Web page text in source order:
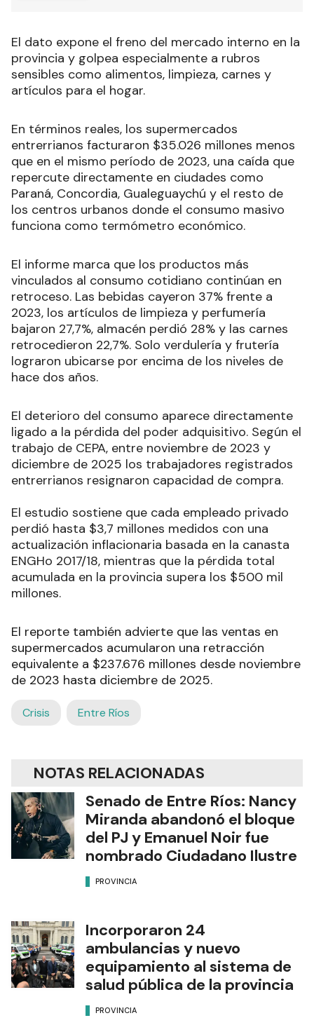
El dato expone el freno del mercado interno en la
provincia y golpea especialmente a rubros
sensibles como alimentos, limpieza, carnes y
artículos para el hogar.
En términos reales, los supermercados
entrerrianos facturaron $35.026 millones menos
que en el mismo período de 2023, una caída que
repercute directamente en ciudades como
Paraná, Concordia, Gualeguaychú y el resto de
los centros urbanos donde el consumo masivo
funciona como termómetro económico.
El informe marca que los productos más
vinculados al consumo cotidiano continúan en
retroceso. Las bebidas cayeron 37% frente a
2023, los artículos de limpieza y perfumería
bajaron 27,7%, almacén perdió 28% y las carnes
retrocedieron 22,7%. Solo verdulería y frutería
lograron ubicarse por encima de los niveles de
hace dos años.
El deterioro del consumo aparece directamente
ligado a la pérdida del poder adquisitivo. Según el
trabajo de CEPA, entre noviembre de 2023 y
diciembre de 2025 los trabajadores registrados
entrerrianos resignaron capacidad de compra.
El estudio sostiene que cada empleado privado
perdió hasta $3,7 millones medidos con una
actualización inflacionaria basada en la canasta
ENGHo 2017/18, mientras que la pérdida total
acumulada en la provincia supera los $500 mil
millones.
El reporte también advierte que las ventas en
supermercados acumularon una retracción
equivalente a $237.676 millones desde noviembre
de 2023 hasta diciembre de 2025.
Crisis Entre Ríos
NOTAS RELACIONADAS
Senado de Entre Ríos: Nancy
Miranda abandonó el bloque
del PJ y Emanuel Noir fue
nombrado Ciudadano Ilustre
PROVINCIA
Incorporaron 24
ambulancias y nuevo
equipamiento al sistema de
salud pública de la provincia
PROVINCIA